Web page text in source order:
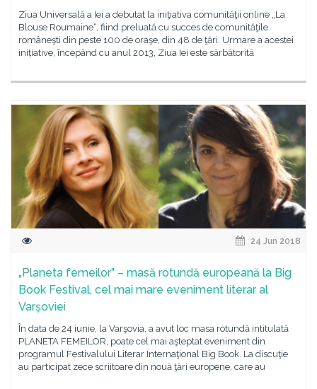
Ziua Universală a Iei a debutat la iniţiativa comunităţii online „La
Blouse Roumaine“, fiind preluată cu succes de comunităţile
româneşti din peste 100 de oraşe, din 48 de ţări. Urmare a acestei
inițiative, începând cu anul 2013, Ziua Iei este sărbătorită
24 Jun 2018
„Planeta femeilor” – masă rotundă europeană la Big
Book Festival, cel mai mare eveniment literar al
Varșoviei
În data de 24 iunie, la Varşovia, a avut loc masa rotundă intitulată
PLANETA FEMEILOR, poate cel mai aşteptat eveniment din
programul Festivalului Literar Internaţional Big Book. La discuţie
au participat zece scriitoare din nouă ţări europene, care au